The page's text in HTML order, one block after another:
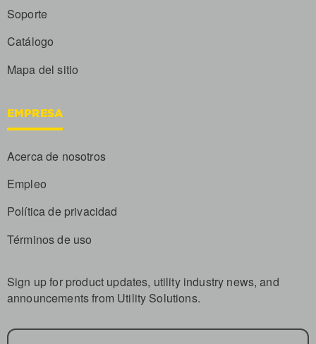
Soporte
Catálogo
Mapa del sitio
EMPRESA
Acerca de nosotros
Empleo
Política de privacidad
Términos de uso
Sign up for product updates, utility industry news, and
announcements from Utility Solutions.